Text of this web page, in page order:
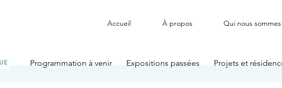
Accueil À propos Qui nous sommes
Programmation à venir Expositions passées Projets et